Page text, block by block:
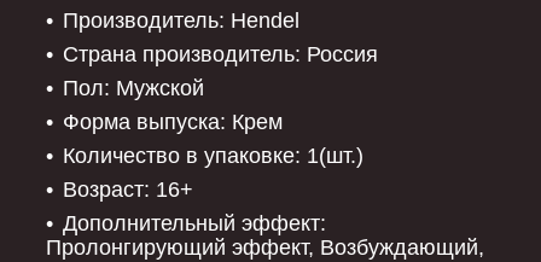
Производитель: Hendel
Страна производитель: Россия
Пол: Мужской
Форма выпуска: Крем
Количество в упаковке: 1(шт.)
Возраст: 16+
Дополнительный эффект:
Пролонгирующий эффект, Возбуждающий,